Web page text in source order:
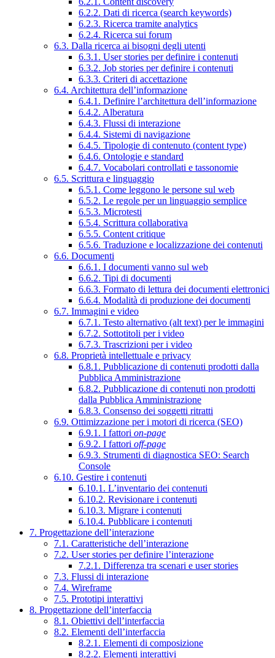
6.2.2. Dati di ricerca (search keywords)
6.2.3. Ricerca tramite analytics
6.2.4. Ricerca sui forum
6.3. Dalla ricerca ai bisogni degli utenti
6.3.1. User stories per definire i contenuti
6.3.2. Job stories per definire i contenuti
6.3.3. Criteri di accettazione
6.4. Architettura dell’informazione
6.4.1. Definire l’architettura dell’informazione
6.4.2. Alberatura
6.4.3. Flussi di interazione
6.4.4. Sistemi di navigazione
6.4.5. Tipologie di contenuto (content type)
6.4.6. Ontologie e standard
6.4.7. Vocabolari controllati e tassonomie
6.5. Scrittura e linguaggio
6.5.1. Come leggono le persone sul web
6.5.2. Le regole per un linguaggio semplice
6.5.3. Microtesti
6.5.4. Scrittura collaborativa
6.5.5. Content critique
6.5.6. Traduzione e localizzazione dei contenuti
6.6. Documenti
6.6.1. I documenti vanno sul web
6.6.2. Tipi di documenti
6.6.3. Formato di lettura dei documenti elettronici
6.6.4. Modalità di produzione dei documenti
6.7. Immagini e video
6.7.1. Testo alternativo (alt text) per le immagini
6.7.2. Sottotitoli per i video
6.7.3. Trascrizioni per i video
6.8. Proprietà intellettuale e privacy
6.8.1. Pubblicazione di contenuti prodotti dalla
Pubblica Amministrazione
6.8.2. Pubblicazione di contenuti non prodotti
dalla Pubblica Amministrazione
6.8.3. Consenso dei soggetti ritratti
6.9. Ottimizzazione per i motori di ricerca (SEO)
6.9.1. I fattori on-page
6.9.2. I fattori off-page
6.9.3. Strumenti di diagnostica SEO: Search
Console
6.10. Gestire i contenuti
6.10.1. L’inventario dei contenuti
6.10.2. Revisionare i contenuti
6.10.3. Migrare i contenuti
6.10.4. Pubblicare i contenuti
7. Progettazione dell’interazione
7.1. Caratteristiche dell’interazione
7.2. User stories per definire l’interazione
7.2.1. Differenza tra scenari e user stories
7.3. Flussi di interazione
7.4. Wireframe
7.5. Prototipi interattivi
8. Progettazione dell’interfaccia
8.1. Obiettivi dell’interfaccia
8.2. Elementi dell’interfaccia
8.2.1. Elementi di composizione
8.2.2. Elementi interattivi